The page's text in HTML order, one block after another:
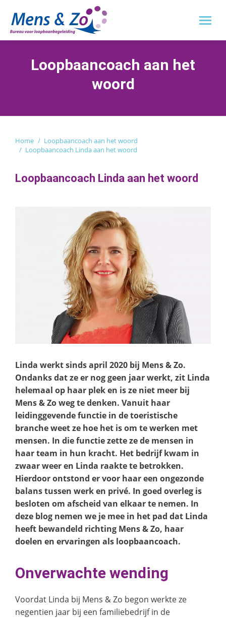
Loopbaancoach aan het
woord
Home
Loopbaancoach aan het woord
Loopbaancoach Linda aan het woord
Loopbaancoach Linda aan het woord
Linda werkt sinds april 2020 bij Mens & Zo.
Ondanks dat ze er nog geen jaar werkt, zit Linda
helemaal op haar plek en is ze niet meer bij
Mens & Zo weg te denken. Vanuit haar
leidinggevende functie in de toeristische
branche weet ze hoe het is om te werken met
mensen. In die functie zette ze de mensen in
haar team in hun kracht. Het bedrijf kwam in
zwaar weer en Linda raakte te betrokken.
Hierdoor ontstond er voor haar een ongezonde
balans tussen werk en privé. In goed overleg is
besloten om afscheid van elkaar te nemen. In
deze blog nemen we je mee in het pad dat Linda
heeft bewandeld richting Mens & Zo, haar
doelen en ervaringen als loopbaancoach.
Onverwachte wending
Voordat Linda bij Mens & Zo begon werkte ze
negentien jaar bij een familiebedrijf in de